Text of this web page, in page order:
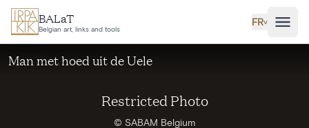
Aller au contenu principal
BALaT
Belgian art, links and tools
FR˅
Restricted Photo
© SABAM Belgium
Man met hoed uit de Uele